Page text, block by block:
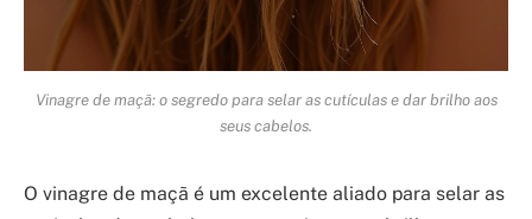
Vinagre de maçã: o segredo para selar as cutículas e dar brilho aos
seus cabelos.
O vinagre de maçã é um excelente aliado para selar as